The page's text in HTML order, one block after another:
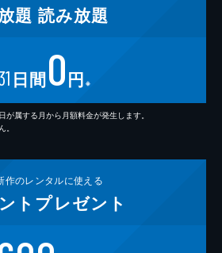
題 読み放題
日間0円 ※
属する月から月額料金が発生します。
作のレンタルに使える
ト プレゼント